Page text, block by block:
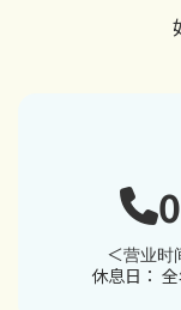
＜营业时
休息日：